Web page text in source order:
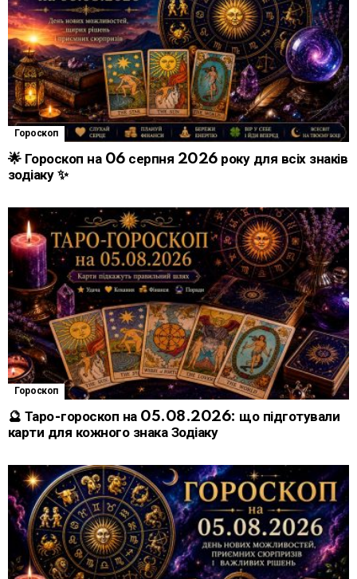
Гороскоп
🌟 Гороскоп на 06 серпня 2026 року для всіх знаків
зодіаку ✨
Гороскоп
🔮 Таро-гороскоп на 05.08.2026: що підготували
карти для кожного знака Зодіаку